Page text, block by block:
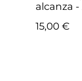
alcanza
15,00 €